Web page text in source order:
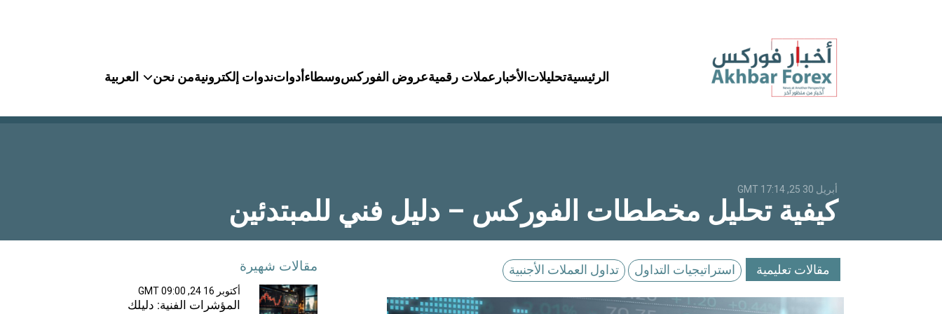
الرئيسيةتحليلات الأخبار عملات رقميةعروض الفوركسوسطاءأدواتندوات إلكترونيةمن نحن العربية
أبريل 30 25, 17:14 GMT
كيفية تحليل مخططات الفوركس – دليل فني للمبتدئين
مقالات تعليمية استراتيجيات التداول تداول العملات الأجنبية مقالات شهيرة
أكتوبر 16 24, 09:00 GMT
المؤشرات الفنية: دليلك